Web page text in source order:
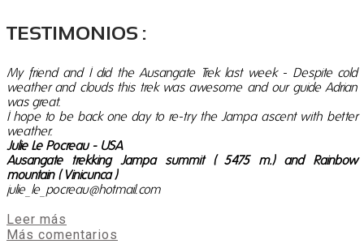
TESTIMONIOS :
My friend and I did the Ausangate Trek last week - Despite cold
weather and clouds this trek was awesome and our guide Adrian
was great.
I hope to be back one day to re-try the Jampa ascent with better
weather.
Julie Le Pocreau - USA
​Ausangate trekking Jampa summit ( 5475 m.) and Rainbow
mountain ( Vinicunca )
julie_le_pocreau@hotmail.com
Leer más
Más comentarios